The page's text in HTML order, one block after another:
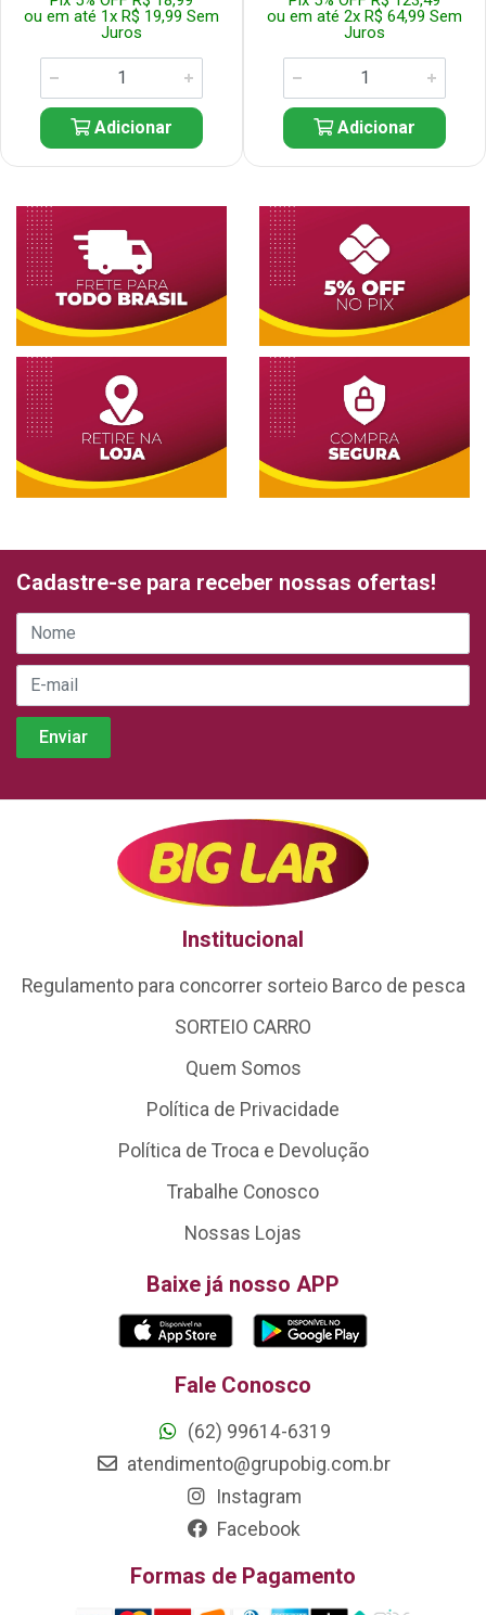
ou em até 1x R$ 19,99 Sem
Juros
Adicionar
ou em até 2x R$ 64,99 Sem
Juros
Adicionar
Cadastre-se para receber nossas ofertas!
Institucional
Regulamento para concorrer sorteio Barco de pesca
SORTEIO CARRO
Quem Somos
Política de Privacidade
Política de Troca e Devolução
Trabalhe Conosco
Nossas Lojas
Baixe já nosso APP
Fale Conosco
(62) 99614-6319
atendimento@grupobig.com.br
Instagram
Facebook
Formas de Pagamento